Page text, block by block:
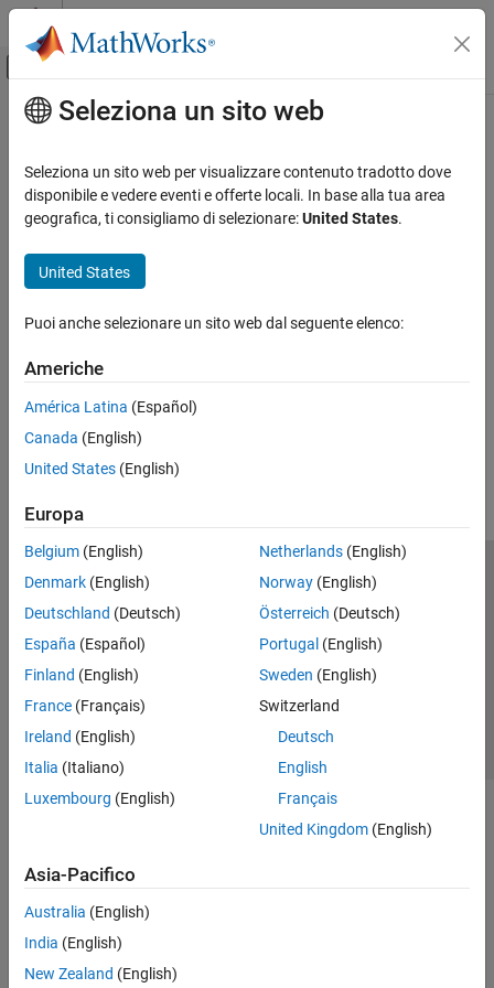
Vai al contenuto
Attiva/disattiva menu di navigazione
Pagina iniziale della documentazione
Contenuto principale
Seleziona un sito web
Seleziona un sito web per visualizzare contenuto tradotto dove
disponibile e vedere eventi e offerte locali. In base alla tua area
geografica, ti consigliamo di selezionare:United States.
United States
Puoi anche selezionare un sito web dal seguente elenco:
Americhe
América Latina (Español)
Canada (English)
United States (English)
Europa
Belgium (English)
Denmark (English)
Deutschland (Deutsch)
España (Español)
Finland (English)
France (Français)
Ireland (English)
Italia (Italiano)
Luxembourg (English)
Netherlands(English)
Norway(English)
Österreich (Deutsch)
Portugal (English)
Sweden (English)
Switzerland
Deutsch
English
Français
United Kingdom(English)
Asia-Pacifico
Australia (English)
India (English)
New Zealand (English)
Centro di fiducia
Informativa sulla privacy
Antipirateria
Stato dell'applicazione
Contatti
© 1994-2026 The MathWorks, Inc.